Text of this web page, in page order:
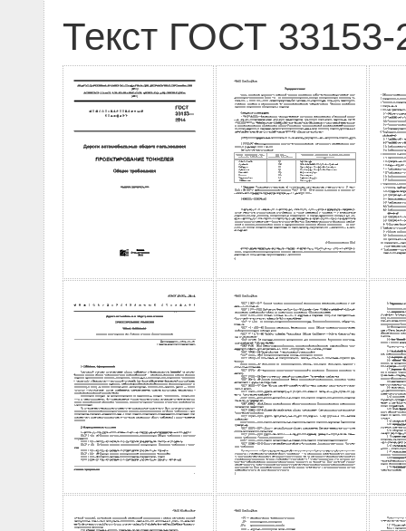
Текст ГОСТ 33153-